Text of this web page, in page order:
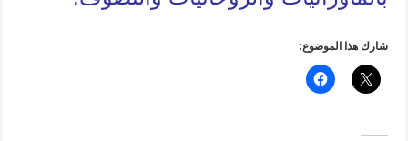
شارك هذا الموضوع: